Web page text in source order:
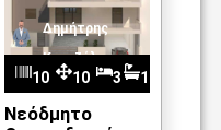
Δημήτρης
Καντζέλης
10
85
10
6
3 1
Νεόδμητο